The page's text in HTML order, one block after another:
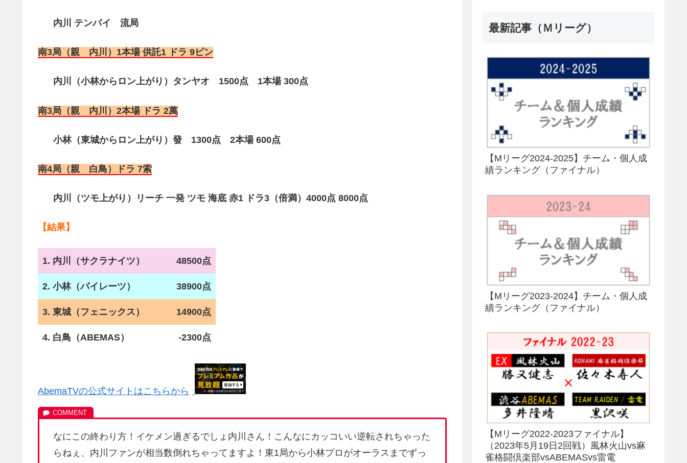
内川 テンパイ 流局
南3局（親 内川）1本場 供託1 ドラ 9ピン
内川（小林からロン上がり）タンヤオ 1500点 1本場 300点
南3局（親 内川）2本場 ドラ 2萬
小林（東城からロン上がり）發 1300点 2本場 600点
南4局（親 白鳥）ドラ 7索
内川（ツモ上がり）リーチ 一発 ツモ 海底 赤1 ドラ3（倍満）4000点 8000点
【結果】
1. 内川（サクラナイツ） 48500点
2. 小林（パイレーツ） 38900点
3. 東城（フェニックス） 14900点
4. 白鳥（ABEMAS） -2300点
AbemaTVの公式サイトはこちらから
なにこの終わり方！イケメン過ぎるでしょ内川さん！こんなにカッコいい逆転されちゃった
らねぇ、内川ファンが相当数倒れちゃってますよ！東1局から小林プロがオーラスまでずっ
最新記事（Ｍリーグ）
【Mリーグ2024-2025】チーム・個人成
績ランキング（ファイナル）
【Mリーグ2023-2024】チーム・個人成
績ランキング（ファイナル）
【Mリーグ2022-2023ファイナル】
（2023年5月19日2回戦）風林火山vs麻
雀格闘倶楽部vsABEMASvs雷電